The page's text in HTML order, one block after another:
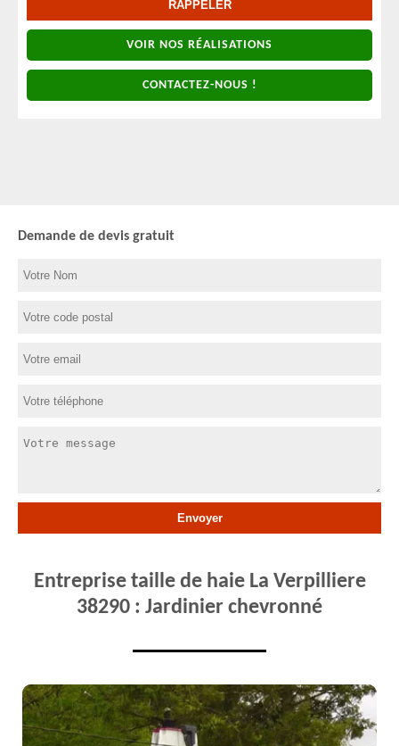
VOIR NOS RÉALISATIONS
CONTACTEZ-NOUS !
Demande de devis gratuit
Entreprise taille de haie La Verpilliere
38290 : Jardinier chevronné